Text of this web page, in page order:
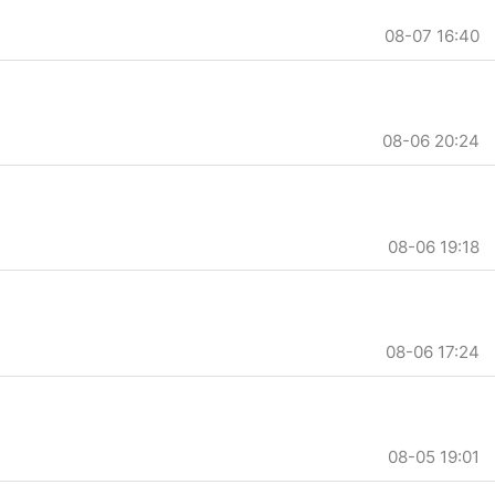
08-07 16:40
08-06 20:24
08-06 19:18
08-06 17:24
08-05 19:01